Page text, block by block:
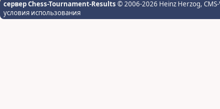
сервер Chess-Tournament-Results © 2006-2026 Heinz Herzog,
условия использования